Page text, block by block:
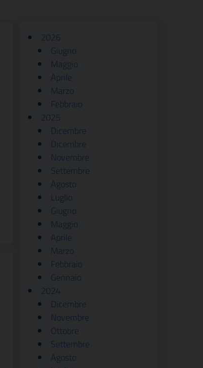
2026
Giugno
Maggio
Aprile
Marzo
Febbraio
2025
Dicembre
Dicembre
Novembre
Settembre
Agosto
Luglio
Giugno
Maggio
Aprile
Marzo
Febbraio
Gennaio
2024
Dicembre
Novembre
Ottobre
Settembre
Agosto